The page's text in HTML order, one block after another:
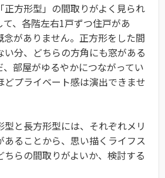
正方形型」の間取りがよく見られ
て、各階左右1戸ずつ住戸があ
念がありません。正方形をした間
分、どちらの方角にも窓がある
、部屋がゆるやかにつながってい
どプライベート感は演出できませ
型と長方形型には、それぞれメリ
あることから、思い描くライフス
ちらの間取りがよいか、検討する